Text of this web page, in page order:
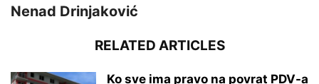
Nenad Drinjaković
RELATED ARTICLES
Ko sve ima pravo na povrat PDV-a